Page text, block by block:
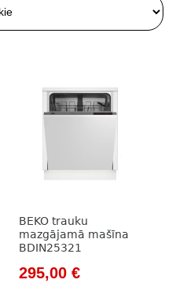
BEKO trauku
mazgājamā mašīna
BDIN25321
Original
295,00 €Current